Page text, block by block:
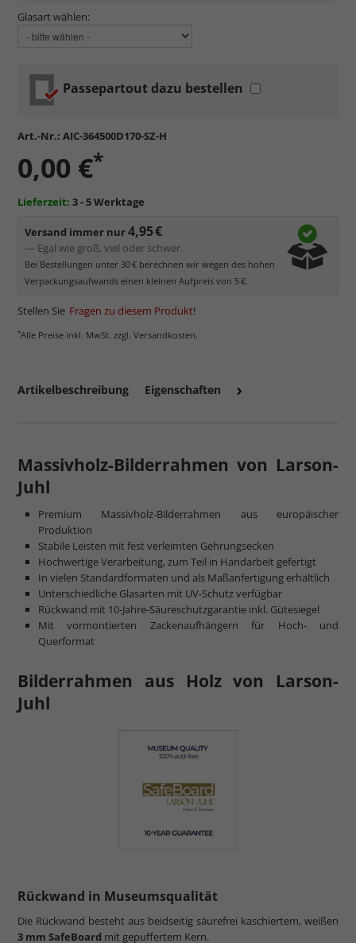
Glasart wählen:
Passepartout dazu bestellen
Art.-Nr.: AIC-364500D170-SZ-H
0,00 €*
Lieferzeit: 3 - 5 Werktage
Versand immer nur4,95 €
— Egal wie groß, viel oder schwer.
Bei Bestellungen unter 30 € berechnen wir wegen des hohen
Verpackungsaufwands einen kleinen Aufpreis von 5 €.
Stellen Sie Fragen zu diesem Produkt!
*Alle Preise inkl. MwSt. zzgl. Versandkosten.
Artikelbeschreibung Eigenschaften
Massivholz-Bilderrahmen von Larson-
Juhl
Premium Massivholz-Bilderrahmen aus europäischer
Produktion
Stabile Leisten mit fest verleimten Gehrungsecken
Hochwertige Verarbeitung, zum Teil in Handarbeit gefertigt
In vielen Standardformaten und als Maßanfertigung erhältlich
Unterschiedliche Glasarten mit UV-Schutz verfügbar
Rückwand mit 10-Jahre-Säureschutzgarantie inkl. Gütesiegel
Mit vormontierten Zackenaufhängern für Hoch- und
Querformat
Bilderrahmen aus Holz von Larson-
Juhl
Rückwand in Museumsqualität
Die Rückwand besteht aus beidseitig säurefrei kaschiertem, weißen
3 mm SafeBoard mit gepuffertem Kern.